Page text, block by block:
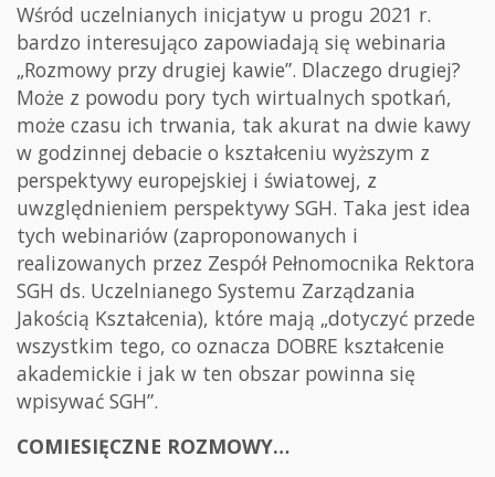
Wśród uczelnianych inicjatyw u progu 2021 r.
bardzo interesująco zapowiadają się webinaria
„Rozmowy przy drugiej kawie”. Dlaczego drugiej?
Może z powodu pory tych wirtualnych spotkań,
może czasu ich trwania, tak akurat na dwie kawy
w godzinnej debacie o kształceniu wyższym z
perspektywy europejskiej i światowej, z
uwzględnieniem perspektywy SGH. Taka jest idea
tych webinariów (zaproponowanych i
realizowanych przez Zespół Pełnomocnika Rektora
SGH ds. Uczelnianego Systemu Zarządzania
Jakością Kształcenia), które mają „dotyczyć przede
wszystkim tego, co oznacza DOBRE kształcenie
akademickie i jak w ten obszar powinna się
wpisywać SGH”.
COMIESIĘCZNE ROZMOWY…